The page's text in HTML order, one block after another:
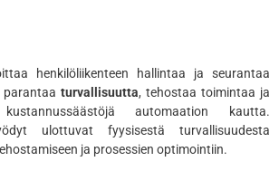
henkilöliikenteen hallintaa ja seurantaa
parantaa turvallisuutta, tehostaa toimintaa ja
automaation kautta.
ulottuvat fyysisestä turvallisuudesta
ja prosessien optimointiin.